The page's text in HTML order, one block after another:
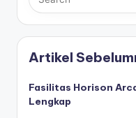
Artikel
Fasilitas Horison
Lengkap